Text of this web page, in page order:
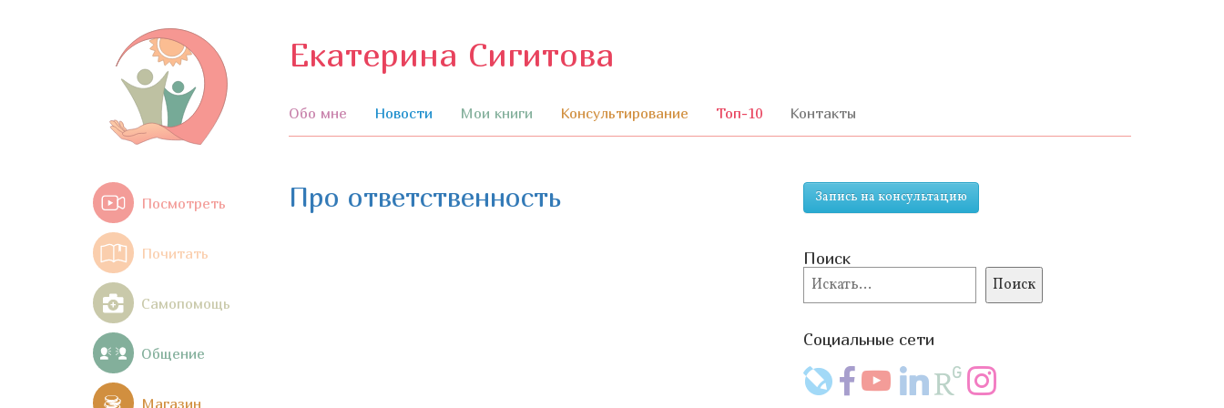
Екатерина Сигитова
Обо мне Новости Мои книги Консультирование Топ-10 Контакты
Посмотреть
Почитать
Самопомощь
Общение
Магазин
Про ответственность Запись на консультацию
Поиск
Поиск Поиск
Социальные сети